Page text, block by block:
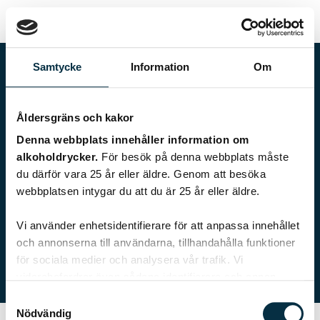
Samtycke Information Om
Åldersgräns och kakor
Denna webbplats innehåller information om
alkoholdrycker. För besök på denna webbplats måste
du därför vara 25 år eller äldre. Genom att besöka
webbplatsen intygar du att du är 25 år eller äldre.
Vi använder enhetsidentifierare för att anpassa innehållet
och annonserna till användarna, tillhandahålla funktioner
för sociala medier och analysera vår trafik. Vi
annons- och analysföretag som vi samarbetar med.
Nödvändig
elsamatilda
0 recept